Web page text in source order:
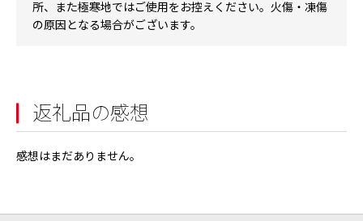
所、また極寒地ではご使用をお控えください。火傷・凍傷
の原因となる場合がございます。
返礼品の感想
感想はまだありません。